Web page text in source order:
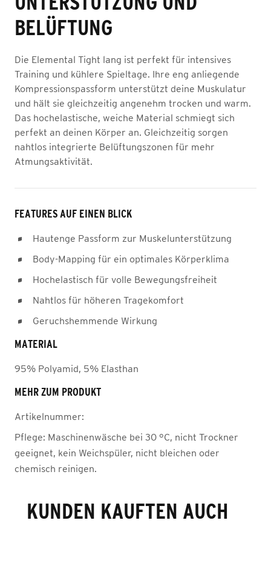
BELÜFTUNG
Die Elemental Tight lang ist perfekt für intensives
Training und kühlere Spieltage. Ihre eng anliegende
Kompressionspassform unterstützt deine Muskulatur
und hält sie gleichzeitig angenehm trocken und warm.
Das hochelastische, weiche Material schmiegt sich
perfekt an deinen Körper an. Gleichzeitig sorgen
nahtlos integrierte Belüftungszonen für mehr
Atmungsaktivität.
FEATURES AUF EINEN BLICK
Hautenge Passform zur Muskelunterstützung
Body-Mapping für ein optimales Körperklima
Hochelastisch für volle Bewegungsfreiheit
Nahtlos für höheren Tragekomfort
Geruchshemmende Wirkung
MATERIAL
95% Polyamid, 5% Elasthan
MEHR ZUM PRODUKT
Artikelnummer:
Pflege: Maschinenwäsche bei 30 °C, nicht Trockner
geeignet, kein Weichspüler, nicht bleichen oder
chemisch reinigen.
KUNDEN KAUFTEN AUCH